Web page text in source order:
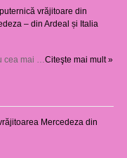
vrăjitoare din
– din Ardeal și Italia
cea mai …Citeşte mai mult »
Mercedeza din